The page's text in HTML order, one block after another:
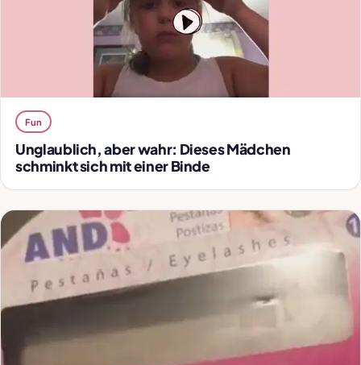
Fun
Unglaublich, aber wahr: Dieses Mädchen
schminkt sich mit einer Binde